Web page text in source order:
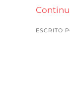
ESCRITO